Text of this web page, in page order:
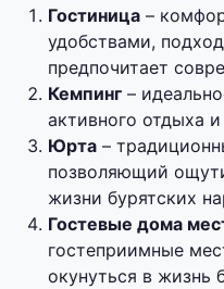
Гостиница –
удобствами,
предпочитает
Кемпинг –
активного отдыха
Юрта –
позволяющий
жизни бурятских
Гостевые дома
гостеприимные
окунуться в жизнь